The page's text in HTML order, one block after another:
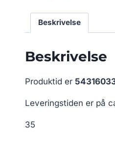
Beskrivelse
Beskrivelse
Produktid er
Leveringstiden er på
35